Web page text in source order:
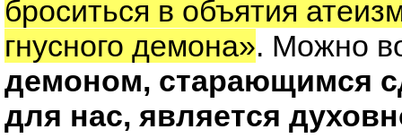
броситься в объятия
гнусного демона». Можно
демоном, старающимся
для нас, является